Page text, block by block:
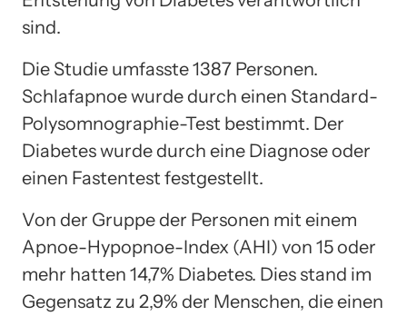
sind.
Die Studie umfasste 1387 Personen.
Schlafapnoe wurde durch einen Standard-
Polysomnographie-Test bestimmt. Der
Diabetes wurde durch eine Diagnose oder
einen Fastentest festgestellt.
Von der Gruppe der Personen mit einem
Apnoe-Hypopnoe-Index (AHI) von 15 oder
mehr hatten 14,7% Diabetes. Dies stand im
Gegensatz zu 2,9% der Menschen, die einen